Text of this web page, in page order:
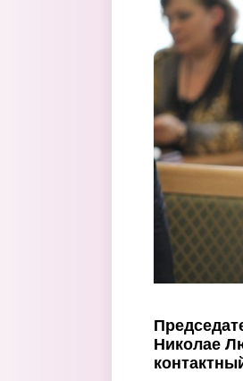
Перейти к основному содержанию
Николае